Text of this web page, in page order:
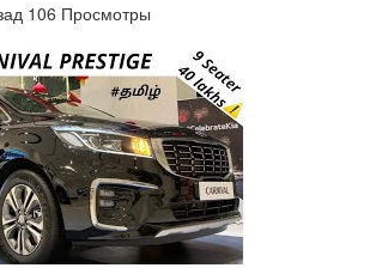
106 Просмотры